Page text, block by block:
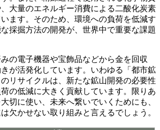
大量のエネルギー消費による二酸化炭素
ます。そのため、環境への負荷を低減す
採掘方法の開発が、世界中で重要な課題
の電子機器や宝飾品などから金を回収
が活発化しています。いわゆる「都市鉱
リサイクルは、新たな鉱山開発の必要性
の低減に大きく貢献しています。限りあ
切に使い、未来へ繋いでいくためにも、
欠かせない取り組みと言えるでしょう。